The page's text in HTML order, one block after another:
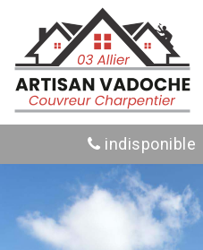
indisponible